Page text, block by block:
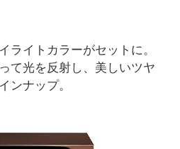
ライトカラーがセットに。
て光を反射し、美しいツヤ
ンナップ。